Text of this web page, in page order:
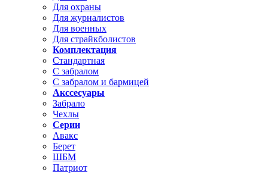
Для охраны
Для журналистов
Для военных
Для страйкболистов
Комплектация
Стандартная
С забралом
С забралом и бармицей
Акссесуары
Забрало
Чехлы
Серии
Авакс
Берет
ШБМ
Патриот